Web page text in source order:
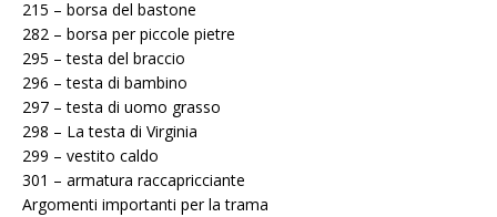
215 – borsa del bastone
282 – borsa per piccole pietre
295 – testa del braccio
296 – testa di bambino
297 – testa di uomo grasso
298 – La testa di Virginia
299 – vestito caldo
301 – armatura raccapricciante
Argomenti importanti per la trama